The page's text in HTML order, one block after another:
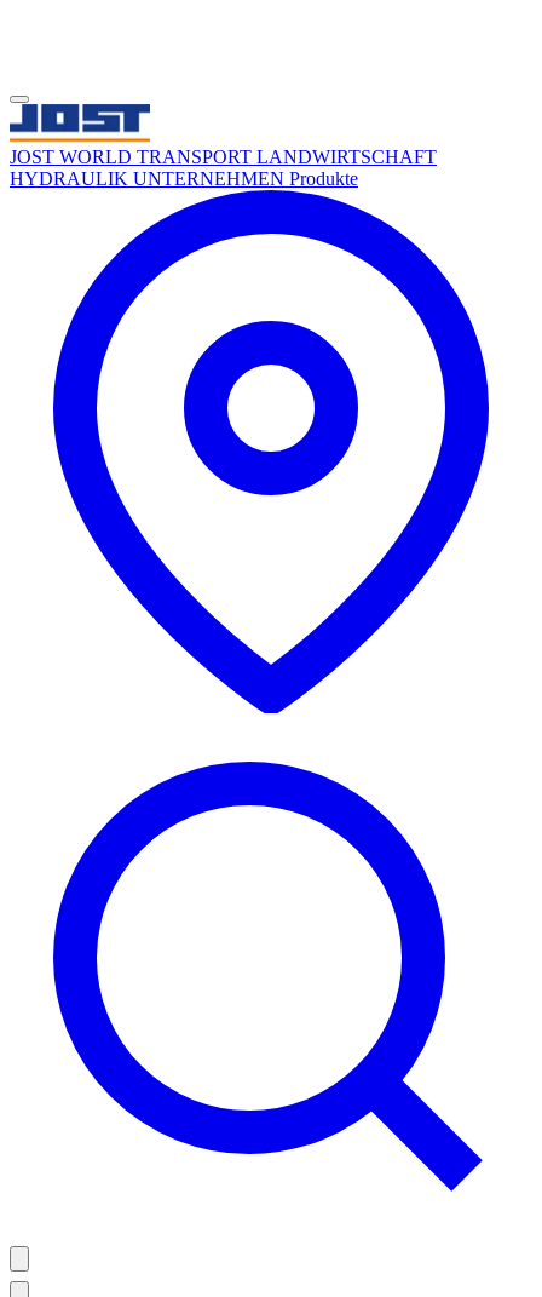
JOST WORLD TRANSPORT LANDWIRTSCHAFT
HYDRAULIK UNTERNEHMEN Produkte